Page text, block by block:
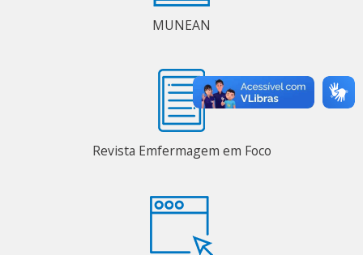
MUNEAN
Revista Emfermagem em Foco